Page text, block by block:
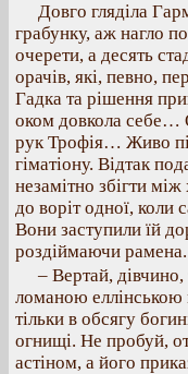
Довго гляділа
грабунку, аж нагло
очерети, а десять
орачів, які, певно,
Гадка та рішення
оком довкола себе…
рук Трофія… Живо
гіматіону. Відтак
незамітно збігти
до воріт одної, коли
Вони заступили їй
роздіймаючи рамена.
– Вертай,
ломаною еллінською
тільки в обсягу
огнищі. Не пробуй,
астіном, а його